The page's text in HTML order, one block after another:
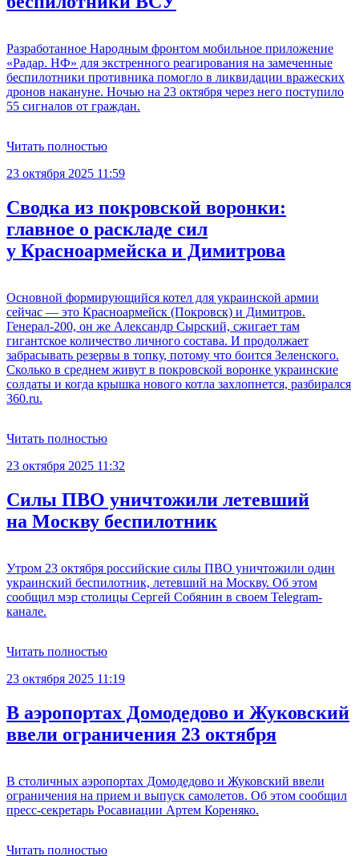
Разработанное Народным фронтом мобильное приложение
«Радар. НФ» для экстренного реагирования на замеченные
беспилотники противника помогло в ликвидации вражеских
дронов накануне. Ночью на 23 октября через него поступило
55 сигналов от граждан.
Читать полностью
23 октября 2025 11:59
Сводка из покровской воронки:
главное о раскладе сил
у Красноармейска и Димитрова
Основной формирующийся котел для украинской армии
сейчас — это Красноармейск (Покровск) и Димитров.
Генерал-200, он же Александр Сырский, сжигает там
гигантское количество личного состава. И продолжает
забрасывать резервы в топку, потому что боится Зеленского.
Сколько в среднем живут в покровской воронке украинские
солдаты и когда крышка нового котла захлопнется, разбирался
360.ru.
Читать полностью
23 октября 2025 11:32
Силы ПВО уничтожили летевший
на Москву беспилотник
Утром 23 октября российские силы ПВО уничтожили один
украинский беспилотник, летевший на Москву. Об этом
сообщил мэр столицы Сергей Собянин в своем Telegram-
канале.
Читать полностью
23 октября 2025 11:19
В аэропортах Домодедово и Жуковский
ввели ограничения 23 октября
В столичных аэропортах Домодедово и Жуковский ввели
ограничения на прием и выпуск самолетов. Об этом сообщил
пресс-секретарь Росавиации Артем Кореняко.
Читать полностью